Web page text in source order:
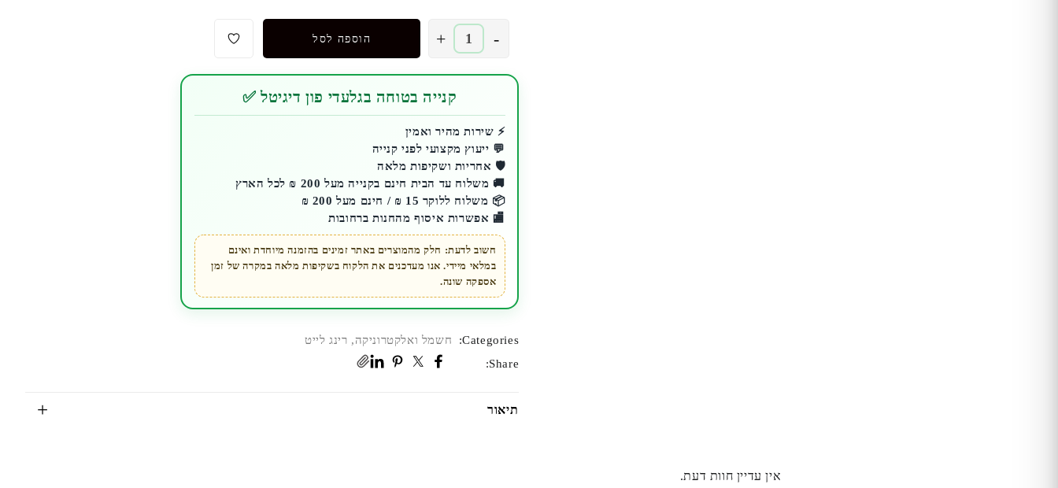
-
כמות
של
רינג
21
אינץ
+ הוספה לסל
קנייה בטוחה בגלעדי פון דיגיטל ✅
⚡ שירות מהיר ואמין
💬 ייעוץ מקצועי לפני קנייה
🛡️ אחריות ושקיפות מלאה
🚚 משלוח עד הבית חינם בקנייה מעל 200 ₪ לכל הארץ
📦 משלוח ללוקר 15 ₪ / חינם מעל 200 ₪
🏬 אפשרות איסוף מהחנות ברחובות
חשוב לדעת: חלק מהמוצרים באתר זמינים בהזמנה מיוחדת ואינם
במלאי מיידי. אנו מעדכנים את הלקוח בשקיפות מלאה במקרה של זמן
אספקה שונה.
Categories: חשמל ואלקטרוניקה, רינג לייט
Share:
תיאור
אין עדיין חוות דעת.